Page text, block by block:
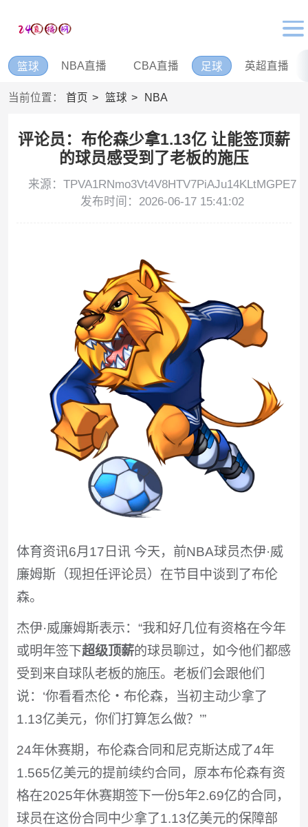
篮球 NBA直播 CBA直播 足球 英超直播
当前位置： 首页 篮球 NBA
评论员：布伦森少拿1.13亿 让能签顶薪
的球员感受到了老板的施压
来源：TPVA1RNmo3Vt4V8HTV7PiAJu14KLtMGPE7
发布时间：2026-06-17 15:41:02
体育资讯6月17日讯 今天，前NBA球员杰伊·威
廉姆斯（现担任评论员）在节目中谈到了布伦
森。
杰伊·威廉姆斯表示：“我和好几位有资格在今年
或明年签下超级顶薪的球员聊过，如今他们都感
受到来自球队老板的施压。老板们会跟他们
说：‘你看看杰伦・布伦森，当初主动少拿了
1.13亿美元，你们打算怎么做？’”
24年休赛期，布伦森合同和尼克斯达成了4年
1.565亿美元的提前续约合同，原本布伦森有资
格在2025年休赛期签下一份5年2.69亿的合同，
球员在这份合同中少拿了1.13亿美元的保障部